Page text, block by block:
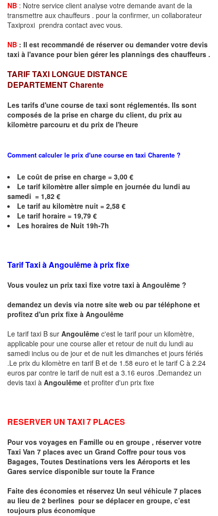
NB : Notre service client analyse votre demande avant de la
transmettre aux chauffeurs . pour la confirmer, un collaborateur
Taxiproxi prendra contact avec vous.
NB : Il est recommandé de réserverou demandervotre devis
taxi à l'avance pour bien gérer les plannings des chauffeurs .
TARIF TAXI LONGUE DISTANCE
DEPARTEMENTCharente
Les tarifs d'une course de taxi sont réglementés. Ils sont
composés de la prise en charge du client, du prix au
kilomètre parcouru et du prix de l'heure
Comment calculer le prix d'une course en taxi Charente ?
Le coût de prise en charge = 3,00 €
Le tarif kilomètre aller simple en journée du lundi au
samedi = 1,82 €
Le tarif au kilomètre nuit = 2,58 €
Le tarif horaire = 19,79 €
Les horaires de Nuit 19h-7h
Tarif Taxi àAngoulêmeà prix fixe
Vous voulez un prix taxi fixe votre taxi à Angoulême ?
demandez un devis via notre site web ou par téléphone et
profitez d'un prix fixe à Angoulême
Le tarif taxi B sur Angoulême c'est le tarif pour un kilomètre,
applicable pour une course aller et retour de nuit du lundi au
samedi inclus ou de jour et de nuit les dimanches et jours fériés
.Le prix du kilomètre en tarif B et de 1.58 euro et le tarif C à 2.24
euros par contre le tarif de nuit est a 3.16 euros .Demandez un
devis taxi à Angoulême et profiter d'un prix fixe
RESERVER UN TAXI 7 PLACES
Pour vos voyages en Famille ou en groupe , réserver votre
Taxi Van 7 places avec un Grand Coffre pour tous vos
Bagages, Toutes Destinations vers les Aéroports et les
Gares service disponible sur toute la France
Faite des économies et réservez Un seul véhicule 7 places
au lieu de 2 berlines pour se déplacer en groupe, c’est
toujours plus économique